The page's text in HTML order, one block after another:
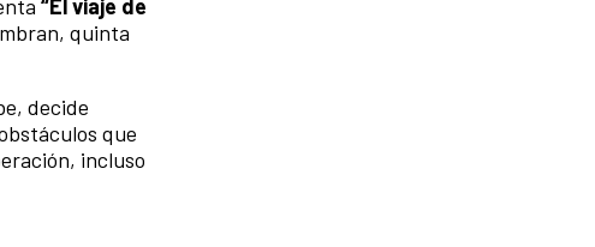
“El viaje de
quinta
decide
que
incluso